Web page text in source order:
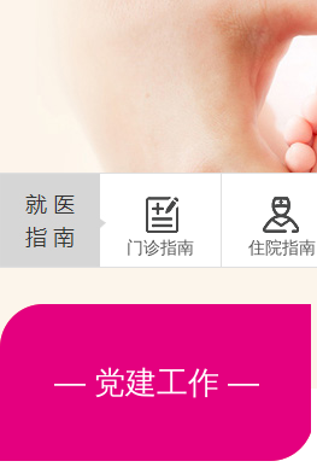
门诊指南 住院指南
— 党建工作 —